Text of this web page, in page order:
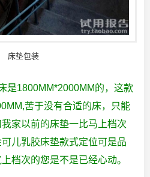
床垫包装
是1800MM*2000MM的，这款
苦于没有合适的床，只能
家以前的床垫一比马上档次
儿乳胶床垫款式定位可是品
档次的您是不是已经心动。